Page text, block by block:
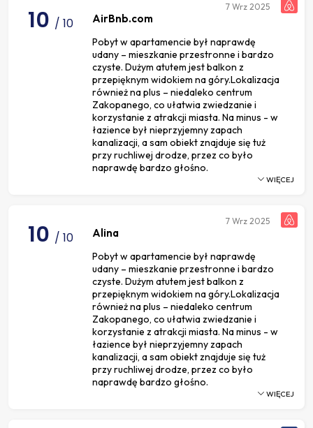
10 / 10 AirBnb.com
Pobyt w apartamencie był naprawdę
udany – mieszkanie przestronne i bardzo
czyste. Dużym atutem jest balkon z
przepięknym widokiem na góry.Lokalizacja
również na plus – niedaleko centrum
Zakopanego, co ułatwia zwiedzanie i
korzystanie z atrakcji miasta. Na minus - w
łazience był nieprzyjemny zapach
kanalizacji, a sam obiekt znajduje się tuż
przy ruchliwej drodze, przez co było
naprawdę bardzo głośno.
7 Wrz 2025
WIĘCEJ
10 / 10 Alina
Pobyt w apartamencie był naprawdę
udany – mieszkanie przestronne i bardzo
czyste. Dużym atutem jest balkon z
przepięknym widokiem na góry.Lokalizacja
również na plus – niedaleko centrum
Zakopanego, co ułatwia zwiedzanie i
korzystanie z atrakcji miasta. Na minus - w
łazience był nieprzyjemny zapach
kanalizacji, a sam obiekt znajduje się tuż
przy ruchliwej drodze, przez co było
naprawdę bardzo głośno.
7 Wrz 2025
WIĘCEJ